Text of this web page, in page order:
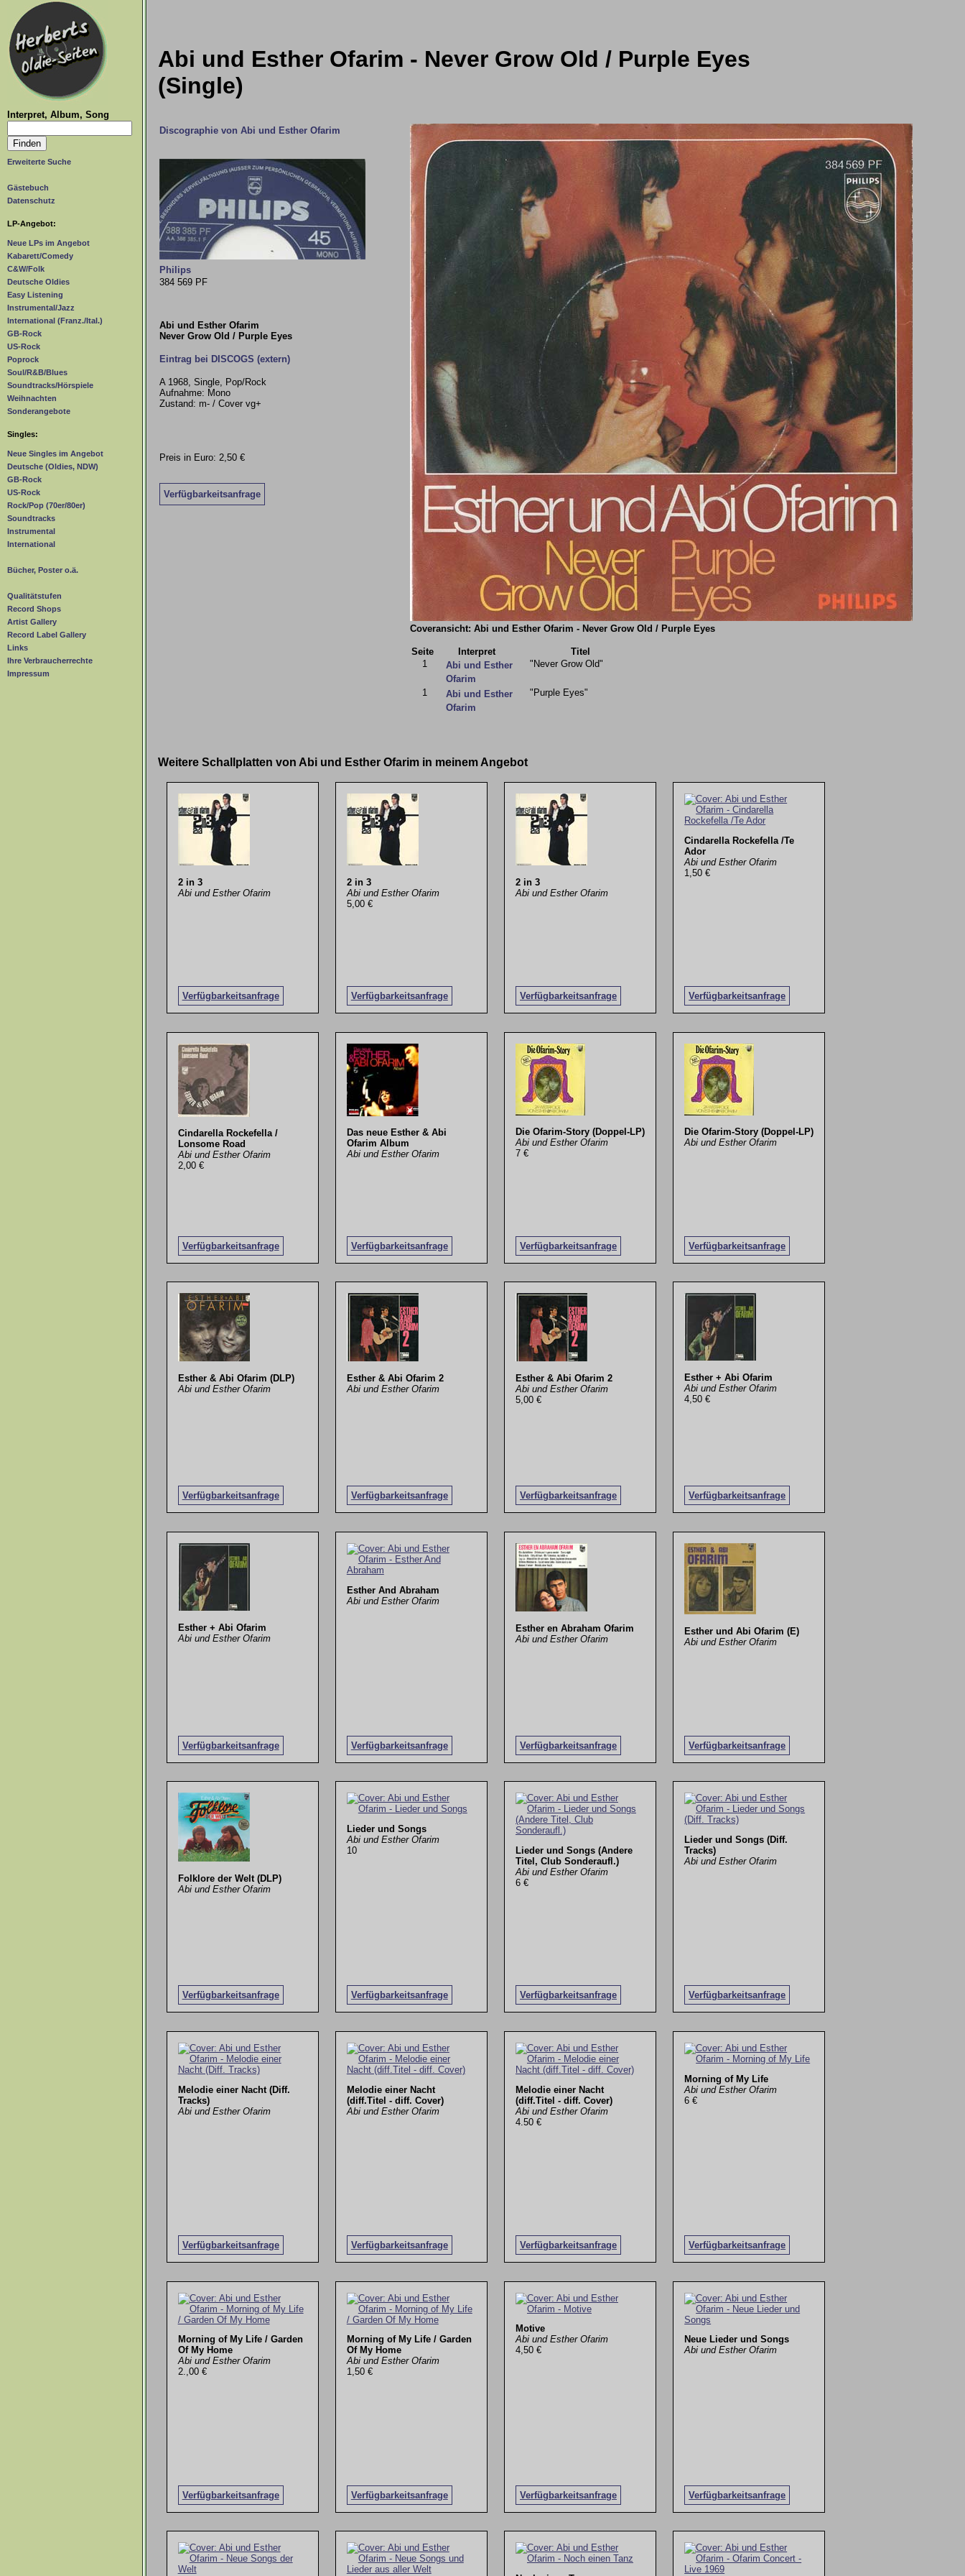
Interpret, Album, Song
Erweiterte Suche
Gästebuch
Datenschutz
LP-Angebot:
Neue LPs im Angebot
Kabarett/Comedy
C&W/Folk
Deutsche Oldies
Easy Listening
Instrumental/Jazz
International (Franz./Ital.)
GB-Rock
US-Rock
Poprock
Soul/R&B/Blues
Soundtracks/Hörspiele
Weihnachten
Sonderangebote
Singles:
Neue Singles im Angebot
Deutsche (Oldies, NDW)
GB-Rock
US-Rock
Rock/Pop (70er/80er)
Soundtracks
Instrumental
International
Bücher, Poster o.ä.
Qualitätstufen
Record Shops
Artist Gallery
Record Label Gallery
Links
Ihre Verbraucherrechte
Impressum
Abi und Esther Ofarim - Never Grow Old / Purple Eyes
(Single)
Discographie von Abi und Esther Ofarim
Philips
384 569 PF
Abi und Esther Ofarim
Never Grow Old / Purple Eyes
Eintrag bei DISCOGS (extern)
A 1968, Single, Pop/Rock
Aufnahme: Mono
Zustand: m- / Cover vg+
Preis in Euro: 2,50 €
Verfügbarkeitsanfrage
Coveransicht: Abi und Esther Ofarim - Never Grow Old / Purple Eyes
Seite Interpret
Titel
1
Abi und Esther
Ofarim
"Never Grow Old"
1
Abi und Esther
Ofarim
"Purple Eyes"
Weitere Schallplatten von Abi und Esther Ofarim in meinem Angebot
2 in 3
Abi und Esther Ofarim
Verfügbarkeitsanfrage
2 in 3
Abi und Esther Ofarim
5,00 €
Verfügbarkeitsanfrage
2 in 3
Abi und Esther Ofarim
Verfügbarkeitsanfrage
Cindarella Rockefella /Te
Ador
Abi und Esther Ofarim
1,50 €
Verfügbarkeitsanfrage
Cindarella Rockefella /
Lonsome Road
Abi und Esther Ofarim
2,00 €
Verfügbarkeitsanfrage
Das neue Esther & Abi
Ofarim Album
Abi und Esther Ofarim
Verfügbarkeitsanfrage
Die Ofarim-Story (Doppel-LP)
Abi und Esther Ofarim
7 €
Verfügbarkeitsanfrage
Die Ofarim-Story (Doppel-LP)
Abi und Esther Ofarim
Verfügbarkeitsanfrage
Esther & Abi Ofarim (DLP)
Abi und Esther Ofarim
Verfügbarkeitsanfrage
Esther & Abi Ofarim 2
Abi und Esther Ofarim
Verfügbarkeitsanfrage
Esther & Abi Ofarim 2
Abi und Esther Ofarim
5,00 €
Verfügbarkeitsanfrage
Esther + Abi Ofarim
Abi und Esther Ofarim
4,50 €
Verfügbarkeitsanfrage
Esther + Abi Ofarim
Abi und Esther Ofarim
Verfügbarkeitsanfrage
Esther And Abraham
Abi und Esther Ofarim
Verfügbarkeitsanfrage
Esther en Abraham Ofarim
Abi und Esther Ofarim
Verfügbarkeitsanfrage
Esther und Abi Ofarim (E)
Abi und Esther Ofarim
Verfügbarkeitsanfrage
Folklore der Welt (DLP)
Abi und Esther Ofarim
Verfügbarkeitsanfrage
Lieder und Songs
Abi und Esther Ofarim
10
Verfügbarkeitsanfrage
Lieder und Songs (Andere
Titel, Club Sonderaufl.)
Abi und Esther Ofarim
6 €
Verfügbarkeitsanfrage
Lieder und Songs (Diff.
Tracks)
Abi und Esther Ofarim
Verfügbarkeitsanfrage
Melodie einer Nacht (Diff.
Tracks)
Abi und Esther Ofarim
Verfügbarkeitsanfrage
Melodie einer Nacht
(diff.Titel - diff. Cover)
Abi und Esther Ofarim
Verfügbarkeitsanfrage
Melodie einer Nacht
(diff.Titel - diff. Cover)
Abi und Esther Ofarim
4.50 €
Verfügbarkeitsanfrage
Morning of My Life
Abi und Esther Ofarim
6 €
Verfügbarkeitsanfrage
Morning of My Life / Garden
Of My Home
Abi und Esther Ofarim
2.,00 €
Verfügbarkeitsanfrage
Morning of My Life / Garden
Of My Home
Abi und Esther Ofarim
1,50 €
Verfügbarkeitsanfrage
Motive
Abi und Esther Ofarim
4,50 €
Verfügbarkeitsanfrage
Neue Lieder und Songs
Abi und Esther Ofarim
Verfügbarkeitsanfrage